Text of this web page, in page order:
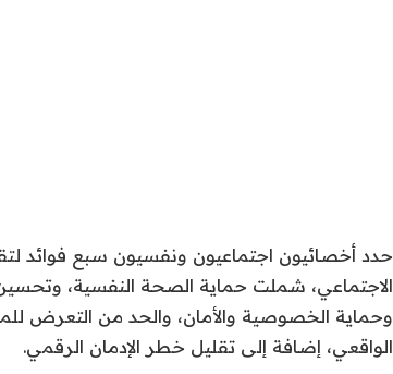
حدد أخصائيون اجتماعيون ونفسيون سبع فوائد
الاجتماعي، شملت حماية الصحة النفسية، وتحسين
وحماية الخصوصية والأمان، والحد من التعرض
الواقعي، إضافة إلى تقليل خطر الإدمان الرقمي.